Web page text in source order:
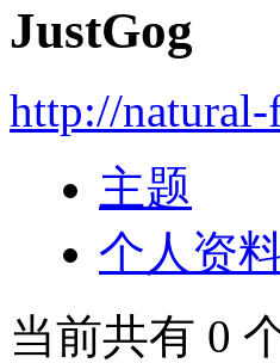
JustGog
http://natural-
主题
个人资
当前共有 0